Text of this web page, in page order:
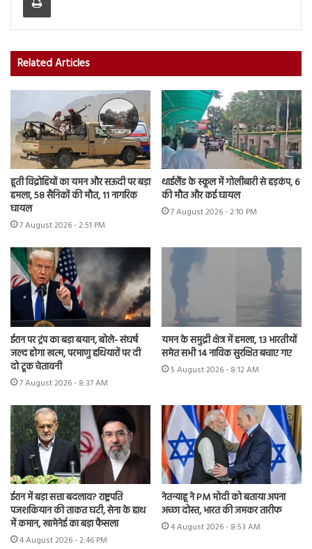
Related Articles
हूती विद्रोहियों का यमन और सऊदी पर बड़ा
हमला, 58 सैनिकों की मौत, 11 नागरिक
घायल
7 August 2026 - 2:51 PM
थाईलैंड के स्कूल में गोलीबारी से हड़कंप, 6
की मौत और कई घायल
7 August 2026 - 2:10 PM
ईरान पर ट्रंप का बड़ा बयान, बोले- संघर्ष
जल्द होगा खत्म, परमाणु हथियारों पर दी
दो टूक चेतावनी
7 August 2026 - 8:37 AM
यमन के समुद्री क्षेत्र में हमला, 13 भारतीयों
समेत सभी 14 नाविक सुरक्षित बचाए गए
5 August 2026 - 8:12 AM
ईरान में बड़ा सत्ता बदलाव? राष्ट्रपति
पजशकियान की ताकत घटी, सेना के हाथ
में कमान, खामेनेई का बड़ा फैसला
4 August 2026 - 2:46 PM
नेतन्याहू ने PM मोदी को बताया अपना
अच्छा दोस्त, भारत की जमकर तारीफ
4 August 2026 - 8:53 AM